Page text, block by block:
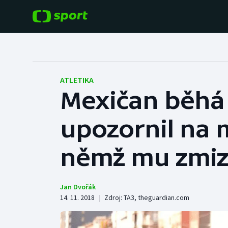
Hokej
Tenis
Atletika
Baseball a softbal
Basketbal
Biatlon
ATLETIKA
Mexičan
upozornil na
němž mu
Jan Dvořák
14. 11. 2018 | Zdroj: TA3, theguardian.com